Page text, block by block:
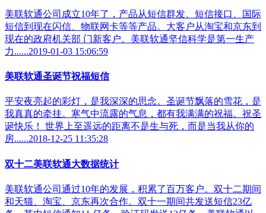
美联软通公司成立10年了，产品从短信群发、短信接口、国际
短信到现在闪信、物联网卡等等产品。大客户从淘宝和京东到
现在的政府机关部 门新客户。美联软通坚信科学是第一生产
力......2019-01-03 15:06:59
美联软通圣诞节祝福短信
平安夜亮起的彩灯，是我深深的思念。圣诞节飘落的雪花，是
我真真的牵挂。寒气中流露的气息，都有我满满的祝福。祝圣
诞快乐！ 世界上至遥远的距离不是生与死，而是当我从你的
房......2018-12-25 11:35:28
双十二美联软通大数据统计
美联软通公司通过10年的发展，积累了百万客户。双十二期间
和天猫、淘宝、京东再次合作。双十一期间共发送短信23亿